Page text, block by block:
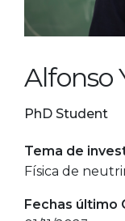
Alfonso
PhD Student
Tema de
Física de
Fechas último